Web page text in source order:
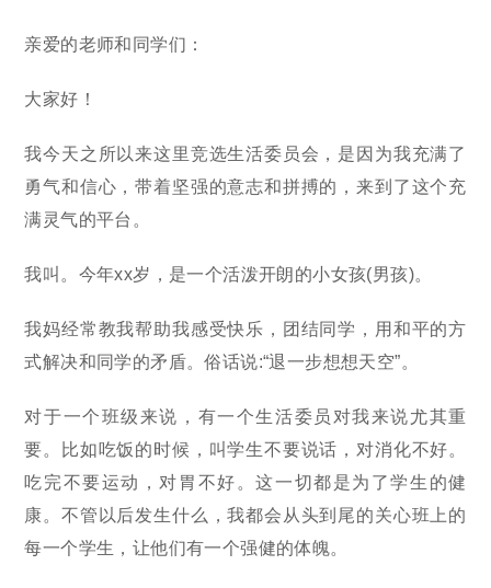
亲爱的老师和同学们：
大家好！
我今天之所以来这里竞选生活委员会，是因为我充满了
勇气和信心，带着坚强的意志和拼搏的，来到了这个充
满灵气的平台。
我叫。今年xx岁，是一个活泼开朗的小女孩(男孩)。
我妈经常教我帮助我感受快乐，团结同学，用和平的方
式解决和同学的矛盾。俗话说:“退一步想想天空”。
对于一个班级来说，有一个生活委员对我来说尤其重
要。比如吃饭的时候，叫学生不要说话，对消化不好。
吃完不要运动，对胃不好。这一切都是为了学生的健
康。不管以后发生什么，我都会从头到尾的关心班上的
每一个学生，让他们有一个强健的体魄。